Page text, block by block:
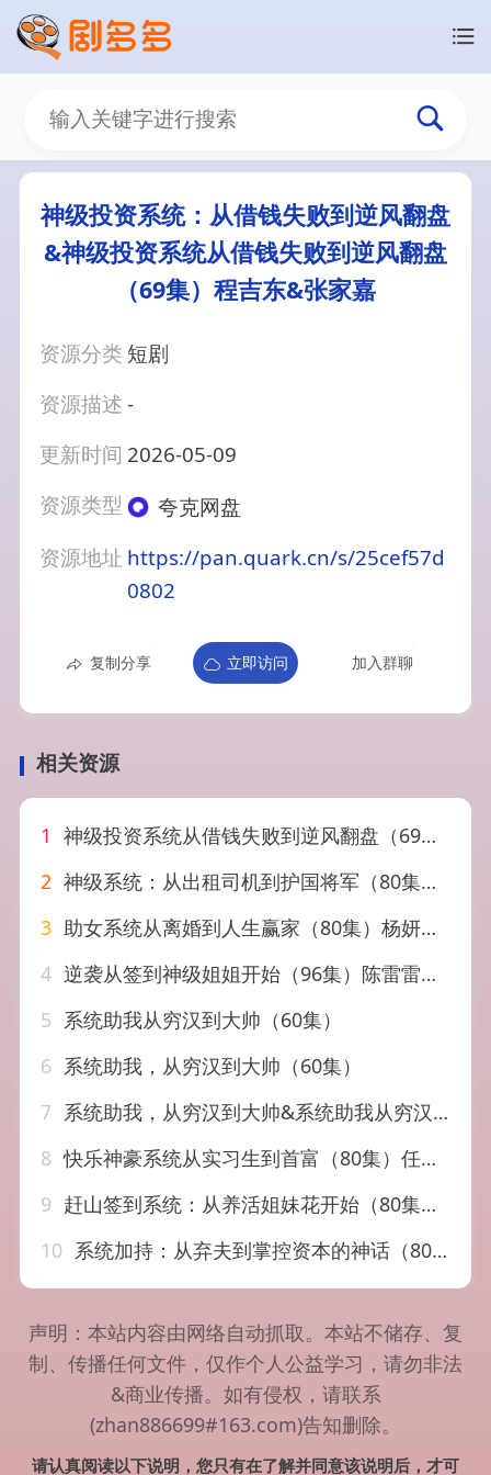
神级投资系统：从借钱失败到逆风翻盘
&神级投资系统从借钱失败到逆风翻盘
（69集）程吉东&张家嘉
资源分类 短剧
资源描述-
更新时间 2026-05-09
资源类型
夸克网盘
资源地址 https://pan.quark.cn/s/25cef57d
0802
复制分享 立即访问 加入群聊
相关资源
1 神级投资系统从借钱失败到逆风翻盘（69集）程吉东&张家嘉
2 神级系统：从出租司机到护国将军（80集）原晨＆周逸峰
3 助女系统从离婚到人生赢家（80集）杨妍&王羽墨
4 逆袭从签到神级姐姐开始（96集）陈雷雷&唐子璇
5 系统助我从穷汉到大帅（60集）
6 系统助我，从穷汉到大帅（60集）
7 系统助我，从穷汉到大帅&系统助我从穷汉到大帅（60集）AI短剧
8 快乐神豪系统从实习生到首富（80集）任志鹏＆许诺
9 赶山签到系统：从养活姐妹花开始（80集）王雅清&周越
10 系统加持：从弃夫到掌控资本的神话（80集）谢伊博＆陈楠
声明：本站内容由网络自动抓取。本站不储存、复
制、传播任何文件，仅作个人公益学习，请勿非法
&商业传播。如有侵权，请联系
(zhan886699#163.com)告知删除。
请认真阅读以下说明，您只有在了解并同意该说明后，才可